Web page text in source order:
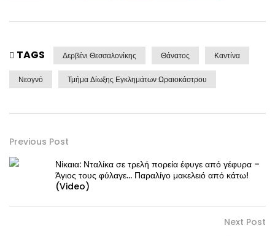
TAGS Δερβένι Θεσσαλονίκης Θάνατος Καντίνα
Νεογνό Τμήμα Δίωξης Εγκλημάτων Ωραιοκάστρου
Previous Post
Νίκαια: Νταλίκα σε τρελή πορεία έφυγε από γέφυρα –
Άγιος τους φύλαγε… Παραλίγο μακελειό από κάτω!
(Video)
Next Post